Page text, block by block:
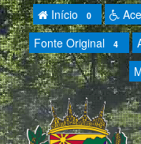
Início 0
Fonte Original 4